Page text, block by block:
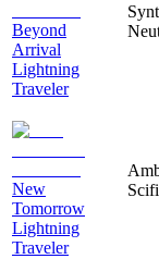
Beyond
Arrival
Lightning
Traveler
New
Tomorrow
Lightning
Traveler